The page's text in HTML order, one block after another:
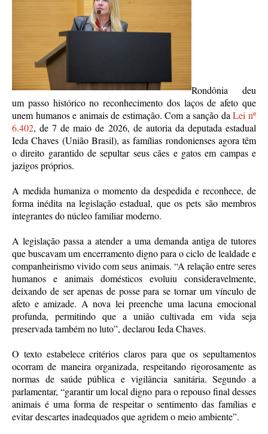
Rondônia deu
um passo histórico no reconhecimento dos laços de afeto que
unem humanos e animais de estimação. Com a sanção daLei nº
6.402, de 7 de maio de 2026, de autoria da deputada estadual
Ieda Chaves (União Brasil), as famílias rondonienses agora têm
o direito garantido de sepultar seus cães e gatos em campas e
jazigos próprios.
A medida humaniza o momento da despedida e reconhece, de
forma inédita na legislação estadual, que os pets são membros
integrantes do núcleo familiar moderno.
A legislação passa a atender a uma demanda antiga de tutores
que buscavam um encerramento digno para o ciclo de lealdade e
companheirismo vivido com seus animais. “A relação entre seres
humanos e animais domésticos evoluiu consideravelmente,
deixando de ser apenas de posse para se tornar um vínculo de
afeto e amizade. A nova lei preenche uma lacuna emocional
profunda, permitindo que a união cultivada em vida seja
preservada também no luto”, declarou Ieda Chaves.
O texto estabelece critérios claros para que os sepultamentos
ocorram de maneira organizada, respeitando rigorosamente as
normas de saúde pública e vigilância sanitária. Segundo a
parlamentar, “garantir um local digno para o repouso final desses
animais é uma forma de respeitar o sentimento das famílias e
evitar descartes inadequados que agridem o meio ambiente”.